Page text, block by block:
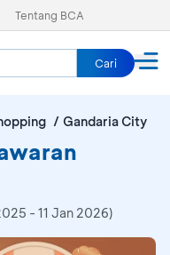
Tentang BCA
Cari
Gandaria City
- 11 Jan 2026)